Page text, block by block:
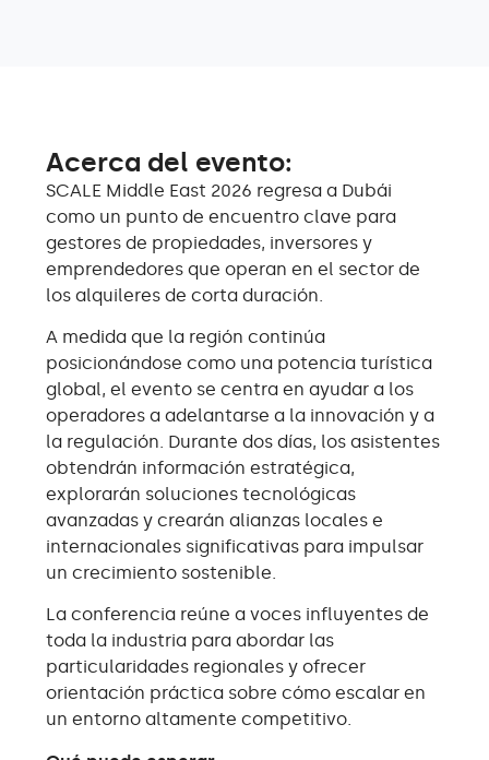
Acerca del evento:
SCALE Middle East 2026 regresa a Dubái
como un punto de encuentro clave para
gestores de propiedades, inversores y
emprendedores que operan en el sector de
los alquileres de corta duración.
A medida que la región continúa
posicionándose como una potencia turística
global, el evento se centra en ayudar a los
operadores a adelantarse a la innovación y a
la regulación. Durante dos días, los asistentes
obtendrán información estratégica,
explorarán soluciones tecnológicas
avanzadas y crearán alianzas locales e
internacionales significativas para impulsar
un crecimiento sostenible.
La conferencia reúne a voces influyentes de
toda la industria para abordar las
particularidades regionales y ofrecer
orientación práctica sobre cómo escalar en
un entorno altamente competitivo.